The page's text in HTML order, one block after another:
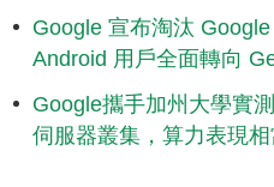
Google 宣布淘汰
Android 用戶全面轉向
Google攜手加州大學實
伺服器叢集，算力表現相